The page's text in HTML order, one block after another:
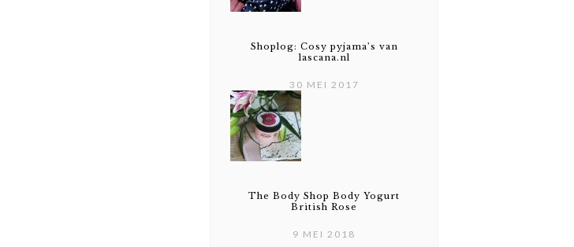
Shoplog: Cosy pyjama’s van
lascana.nl
30 MEI 2017
The Body Shop Body Yogurt
British Rose
9 MEI 2018